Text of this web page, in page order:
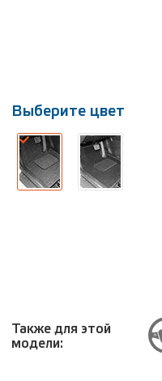
Выберите цвет
Выберите
размер
Также для этой
модели: